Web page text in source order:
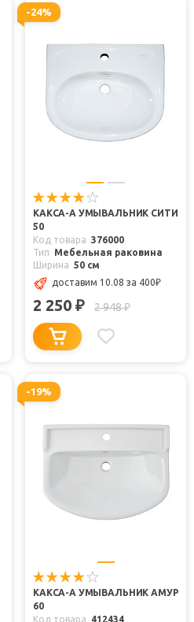
-24%
КАКСА-А УМЫВАЛЬНИК СИТИ
50
Код товара 376000
Тип
Мебельная раковина
Ширина 50 см
доставим 10.08 за 400₽
2 250 ₽ 2 948₽
-19%
КАКСА-А УМЫВАЛЬНИК АМУР
60
Код товара
412434